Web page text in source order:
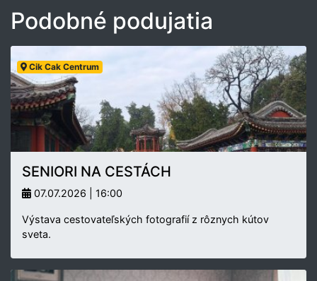
Podobné podujatia
Cik Cak Centrum
SENIORI NA CESTÁCH
07.07.2026 | 16:00
Výstava cestovateľských fotografií z rôznych kútov
sveta.